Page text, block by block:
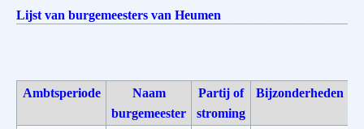
Lijst van burgemeesters van Heumen
Ambtsperiode
Naam
burgemeester
Partij of
stroming
Bijzonderheden